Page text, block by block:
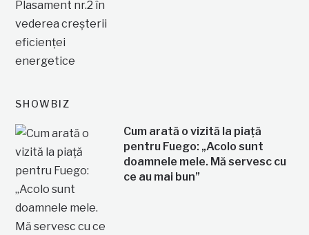
SHOWBIZ
Cum arată o vizită la piață
pentru Fuego: „Acolo sunt
doamnele mele. Mă servesc cu
ce au mai bun”